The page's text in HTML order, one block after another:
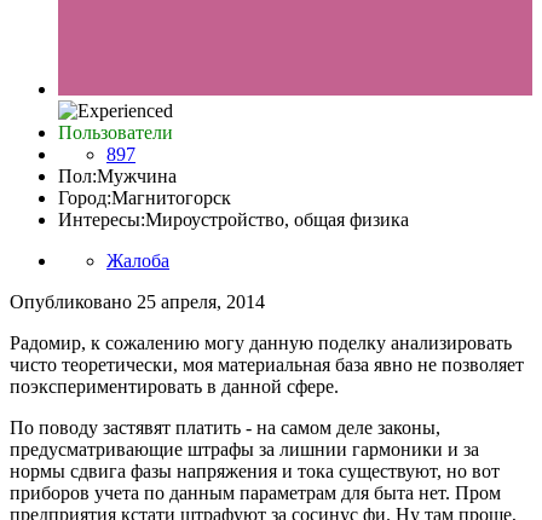
Пользователи
897
Пол:Мужчина
Город:Магнитогорск
Интересы:Мироустройство, общая физика
Жалоба
Опубликовано 25 апреля, 2014
Радомир, к сожалению могу данную поделку анализировать
чисто теоретически, моя материальная база явно не позволяет
поэкспериментировать в данной сфере.
По поводу застявят платить - на самом деле законы,
предусматривающие штрафы за лишнии гармоники и за
нормы сдвига фазы напряжения и тока существуют, но вот
приборов учета по данным параметрам для быта нет. Пром
предприятия кстати штрафуют за сосинус фи. Ну там проще,